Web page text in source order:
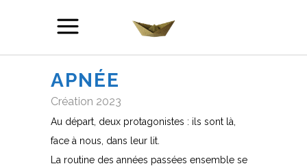
APNÉE
Création 2023
Au départ, deux protagonistes : ils sont là,
face à nous, dans leur lit.
La routine des années passées ensemble se